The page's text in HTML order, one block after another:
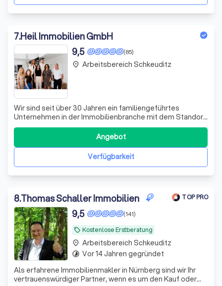
7.Heil Immobilien GmbH
(85)
9,5
Wir sind seit über 30 Jahren ein familiengeführtes
Unternehmen in der Immobilienbranche mit dem Standort
in Leipzig. Unser Ziel ist es, unsere Kunden umfassend und
der Immobilienverkauf, bei dem wir eine professionelle
Verkaufsstrategie mit 36Verfügbarkeit
Angebot
place Arbeitsbereich Schkeuditz
8.Thomas Schaller Immobilien TOP PRO
local_offer Kostenlose Erstberatung
(141)
9,5
Als erfahrene Immobilienmakler in Nürnberg sind wir Ihr
vertrauenswürdiger Partner, wenn es um den Kauf oder
place Arbeitsbereich Schkeuditz
timelapse Vor 14 Jahren gegründet